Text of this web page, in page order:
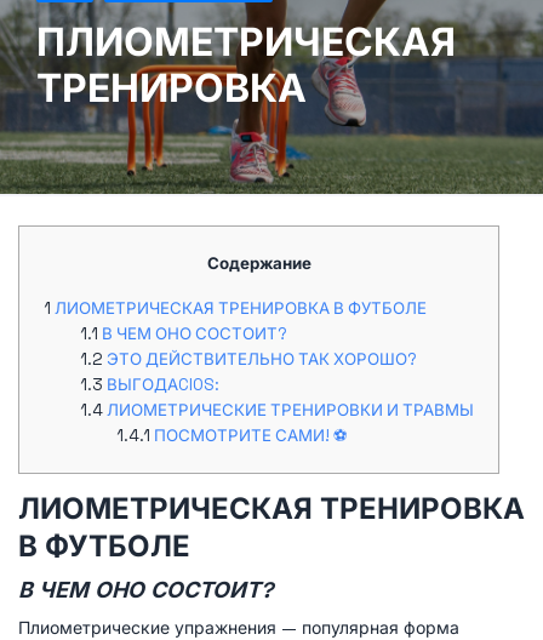
ПЛИОМЕТРИЧЕСКАЯ
ТРЕНИРОВКА
Содержание
ЛИОМЕТРИЧЕСКАЯ ТРЕНИРОВКА В ФУТБОЛЕ
В ЧЕМ ОНО СОСТОИТ?
ЭТО ДЕЙСТВИТЕЛЬНО ТАК ХОРОШО?
ВЫГОДАCIOS:
ЛИОМЕТРИЧЕСКИЕ ТРЕНИРОВКИ И ТРАВМЫ
ПОСМОТРИТЕ САМИ! ⚽
ЛИОМЕТРИЧЕСКАЯ ТРЕНИРОВКА
В ФУТБОЛЕ
В ЧЕМ ОНО СОСТОИТ?
Плиометрические упражнения — популярная форма